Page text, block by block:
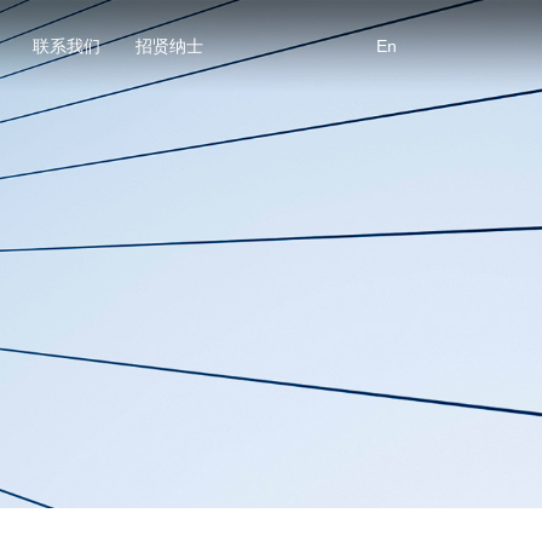
En
联系我们 招贤纳士